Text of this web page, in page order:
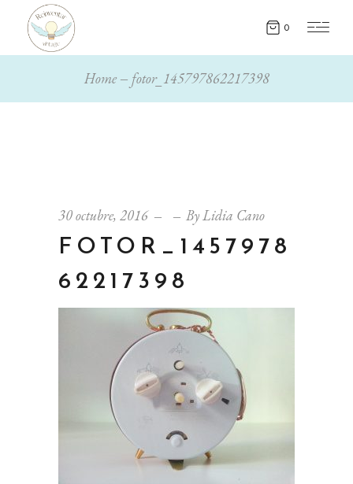
0
Home fotor_145797862217398
30 octubre, 2016 ByLidia Cano
FOTOR_1457978
62217398